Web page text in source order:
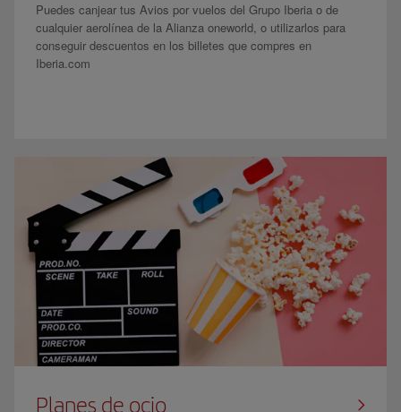
Puedes canjear tus Avios por vuelos del Grupo Iberia o de
cualquier aerolínea de la Alianza oneworld, o utilizarlos para
conseguir descuentos en los billetes que compres en
Iberia.com
Planes de ocio